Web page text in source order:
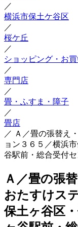
／
横浜市保土ケ谷区
／
桜ケ丘
／
ショッピング・お
／
専門店
／
畳・ふすま・障子
／
畳店
／ Ａ／畳の張替え
ョン３６５／横浜
谷駅前・総合受付
Ａ／畳の張
おたすけス
保土ヶ谷区